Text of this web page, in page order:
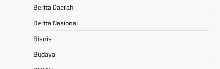
Berita Daerah
Berita Nasional
Bisnis
Budaya